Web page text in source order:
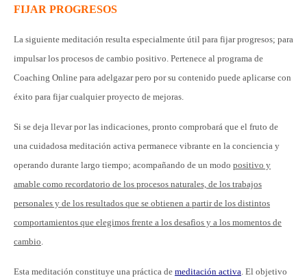
FIJAR PROGRESOS
La siguiente meditación resulta especialmente útil para fijar progresos; para
impulsar los procesos de cambio positivo. Pertenece al programa de
Coaching Online para adelgazar pero por su contenido puede aplicarse con
éxito para fijar cualquier proyecto de mejoras.
Si se deja llevar por las indicaciones, pronto comprobará que el fruto de
una cuidadosa meditación activa permanece vibrante en la conciencia y
operando durante largo tiempo; acompañando de un modo positivo y
amable como recordatorio de los procesos naturales, de los trabajos
personales y de los resultados que se obtienen a partir de los distintos
comportamientos que elegimos frente a los desafìos y a los momentos de
cambio.
Esta meditación constituye una práctica de meditación activa. El objetivo